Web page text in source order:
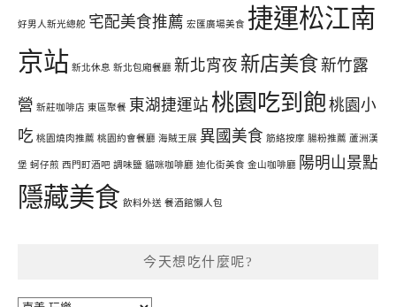
好男人新光總舵 宅配美食推薦 宏匯廣場美食 捷運松江南
京站 新北休息 新北包廂餐廳 新北宵夜 新店美食新竹露
營 新莊咖啡店 東區聚餐 東湖捷運站 桃園吃到飽桃園小
吃 桃園燒肉推薦 桃園約會餐廳 海賊王展 異國美食 筋絡按摩 腸粉推薦 蘆洲漢
堡 蚵仔煎 西門町酒吧 調味鹽 貓咪咖啡廳 迪化街美食 金山咖啡廳 陽明山景點
隱藏美食 飲料外送 餐酒館懶人包
今天想吃什麼呢?